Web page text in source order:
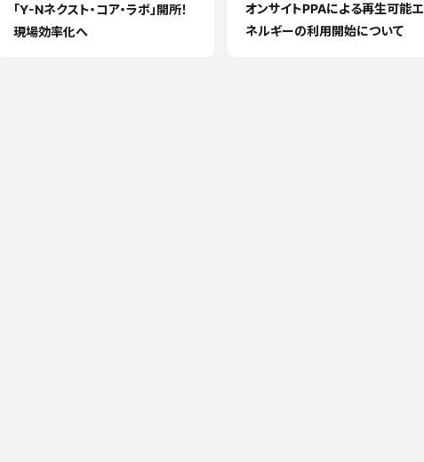
「Y-Nネクスト・コア・ラボ」開所！
現場効率化へ
オンサイトPPAによる再生可能エ
ネルギーの利用開始について